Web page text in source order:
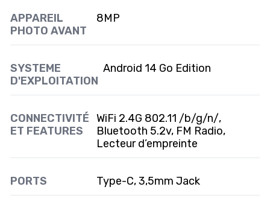
APPAREIL
PHOTO AVANT
8MP
SYSTEME
D'EXPLOITATION
Android 14 Go Edition
CONNECTIVITÉ
ET FEATURES
WiFi 2.4G 802.11 /b/g/n/,
Bluetooth 5.2v, FM Radio,
Lecteur d’empreinte
PORTS Type-C, 3,5mm Jack